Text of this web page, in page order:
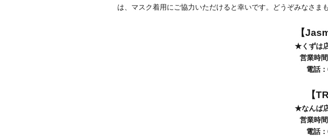
は、マスク着用にご協力いただけると幸いです。どうぞみなさま
【
★くずは
営業時
電話
【
★なんば
営業時
電話